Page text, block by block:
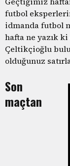
futbol
idmanda futbol
hafta ne yazık
Çeltikçioğlu
olduğunuz
Son
maçtan